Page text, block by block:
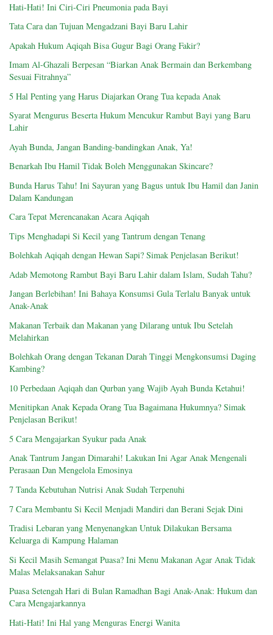
Hati-Hati! Ini Ciri-Ciri Pneumonia pada Bayi
Tata Cara dan Tujuan Mengadzani Bayi Baru Lahir
Apakah Hukum Aqiqah Bisa Gugur Bagi Orang Fakir?
Imam Al-Ghazali Berpesan “Biarkan Anak Bermain dan Berkembang
Sesuai Fitrahnya”
5 Hal Penting yang Harus Diajarkan Orang Tua kepada Anak
Syarat Mengurus Beserta Hukum Mencukur Rambut Bayi yang Baru
Lahir
Ayah Bunda, Jangan Banding-bandingkan Anak, Ya!
Benarkah Ibu Hamil Tidak Boleh Menggunakan Skincare?
Bunda Harus Tahu! Ini Sayuran yang Bagus untuk Ibu Hamil dan Janin
Dalam Kandungan
Cara Tepat Merencanakan Acara Aqiqah
Tips Menghadapi Si Kecil yang Tantrum dengan Tenang
Bolehkah Aqiqah dengan Hewan Sapi? Simak Penjelasan Berikut!
Adab Memotong Rambut Bayi Baru Lahir dalam Islam, Sudah Tahu?
Jangan Berlebihan! Ini Bahaya Konsumsi Gula Terlalu Banyak untuk
Anak-Anak
Makanan Terbaik dan Makanan yang Dilarang untuk Ibu Setelah
Melahirkan
Bolehkah Orang dengan Tekanan Darah Tinggi Mengkonsumsi Daging
Kambing?
10 Perbedaan Aqiqah dan Qurban yang Wajib Ayah Bunda Ketahui!
Menitipkan Anak Kepada Orang Tua Bagaimana Hukumnya? Simak
Penjelasan Berikut!
5 Cara Mengajarkan Syukur pada Anak
Anak Tantrum Jangan Dimarahi! Lakukan Ini Agar Anak Mengenali
Perasaan Dan Mengelola Emosinya
7 Tanda Kebutuhan Nutrisi Anak Sudah Terpenuhi
7 Cara Membantu Si Kecil Menjadi Mandiri dan Berani Sejak Dini
Tradisi Lebaran yang Menyenangkan Untuk Dilakukan Bersama
Keluarga di Kampung Halaman
Si Kecil Masih Semangat Puasa? Ini Menu Makanan Agar Anak Tidak
Malas Melaksanakan Sahur
Puasa Setengah Hari di Bulan Ramadhan Bagi Anak-Anak: Hukum dan
Cara Mengajarkannya
Hati-Hati! Ini Hal yang Menguras Energi Wanita